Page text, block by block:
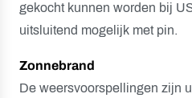
gekocht kunnen worden bij
uitsluitend mogelijk met pin.
Zonnebrand
De weersvoorspellingen zijn